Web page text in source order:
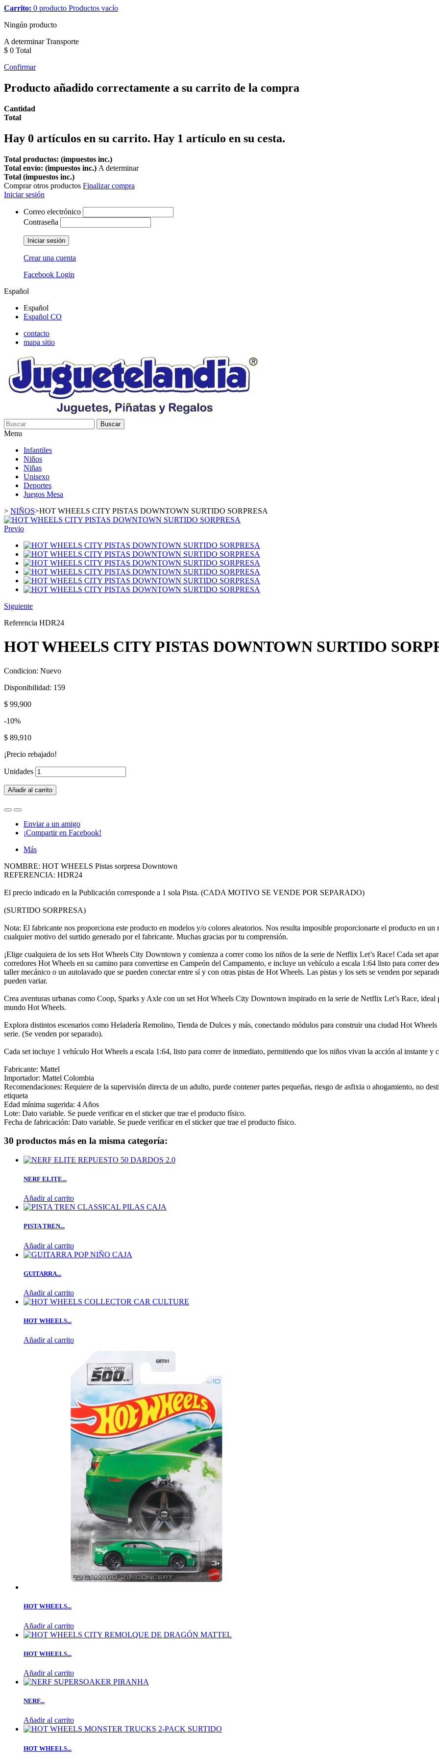
Carrito: 0 producto Productos vacío
Ningún producto
A determinarTransporte
$ 0 Total
Confirmar
Producto añadido correctamente a su carrito de la compra
Cantidad
Total
Hay 0 artículos en su carrito. Hay 1 artículo en su cesta.
Total productos: (impuestos inc.)
Total envío: (impuestos inc.) A determinar
Total (impuestos inc.)
Comprar otros productos Finalizar compra
Iniciar sesión
Correo electrónico
Contraseña
Iniciar sesión
Crear una cuenta
Facebook Login
Español
Español
Español CO
contacto
mapa sitio
Buscar
Menu
Infantiles
Niños
Niñas
Unisexo
Deportes
Juegos Mesa
> NIÑOS>HOT WHEELS CITY PISTAS DOWNTOWN SURTIDO SORPRESA
Previo
Siguiente
Referencia HDR24
HOT WHEELS CITY PISTAS DOWNTOWN SURTIDO
Condicion: Nuevo
Disponibilidad: 159
$ 99,900
-10%
$ 89,910
¡Precio rebajado!
Unidades
Añadir al carrito
Enviar a un amigo
¡Compartir en Facebook!
Más
NOMBRE: HOT WHEELS Pistas sorpresa Downtown
REFERENCIA: HDR24
El precio indicado en la Publicación corresponde a 1 sola Pista. (CADA MOTIVO SE VENDE POR SEPARADO)
(SURTIDO SORPRESA)
Nota: El fabricante nos proporciona este producto en modelos y/o colores aleatorios. Nos resulta imposible proporcionarte el producto en
cualquier motivo del surtido generado por el fabricante. Muchas gracias por tu comprensión.
¡Elige cualquiera de los sets Hot Wheels City Downtown y comienza a correr como los niños de la serie de Netflix Let’s Race! Cada set
corredores Hot Wheels en su camino para convertirse en Campeón del Campamento, e incluye un vehículo a escala 1:64 listo para correr
taller mecánico o un autolavado que se pueden conectar entre sí y con otras pistas de Hot Wheels. Las pistas y los sets se venden por
pueden variar.
Crea aventuras urbanas como Coop, Sparks y Axle con un set Hot Wheels City Downtown inspirado en la serie de Netflix Let’s Race, ideal
mundo Hot Wheels.
Explora distintos escenarios como Heladería Remolino, Tienda de Dulces y más, conectando módulos para construir una ciudad Hot
serie. (Se venden por separado).
Cada set incluye 1 vehículo Hot Wheels a escala 1:64, listo para correr de inmediato, permitiendo que los niños vivan la acción al instante y
Fabricante: Mattel
Importador: Mattel Colombia
Recomendaciones: Requiere de la supervisión directa de un adulto, puede contener partes pequeñas, riesgo de asfixia o ahogamiento, no
etiqueta
Edad mínima sugerida: 4 Años
Lote: Dato variable. Se puede verificar en el sticker que trae el producto físico.
Fecha de fabricación: Dato variable. Se puede verificar en el sticker que trae el producto físico.
30 productos más en la misma categoría:
NERF ELITE...
Añadir al carrito
PISTA TREN...
Añadir al carrito
GUITARRA...
Añadir al carrito
HOT WHEELS...
Añadir al carrito
HOT WHEELS...
Añadir al carrito
HOT WHEELS...
Añadir al carrito
NERF...
Añadir al carrito
HOT WHEELS...